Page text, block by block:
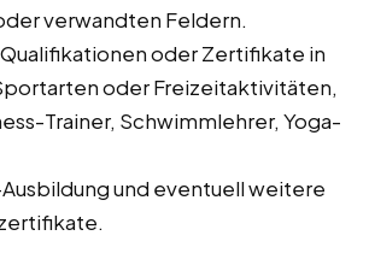
verwandten Feldern.
oder Zertifikate in
oder Freizeitaktivitäten,
Trainer, Schwimmlehrer, Yoga-
und eventuell weitere